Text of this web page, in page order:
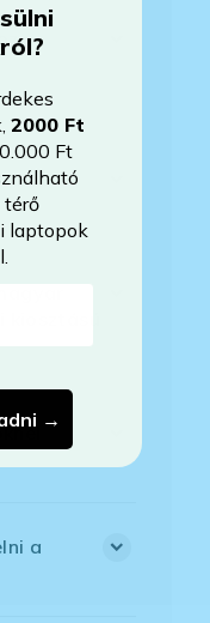
előre
a
2000 Ft
Ft
térő
laptopok
Nem akarok lemaradni →